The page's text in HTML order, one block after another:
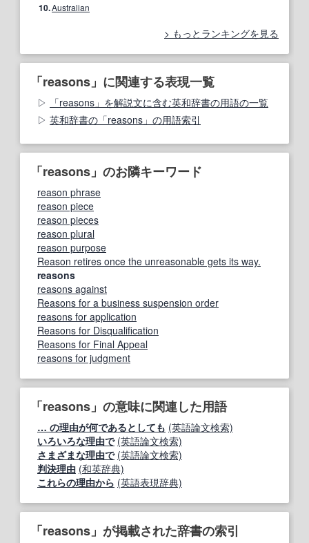
10.Australian
もっとランキングを見る
「reasons」に関連する表現一覧
「reasons」を解説文に含む英和辞書の用語の一覧
英和辞書の「reasons」の用語索引
「reasons」のお隣キーワード
reason phrase
reason piece
reason pieces
reason plural
reason purpose
Reason retires once the unreasonable gets its way.
reasons
reasons against
Reasons for a business suspension order
reasons for application
Reasons for Disqualification
Reasons for Final Appeal
reasons for judgment
「reasons」の意味に関連した用語
… の理由が何であるとしても (英語論文検索)
いろいろな理由で (英語論文検索)
さまざまな理由で (英語論文検索)
判決理由 (和英辞典)
これらの理由から (英語表現辞典)
「reasons」が掲載された辞書の索引